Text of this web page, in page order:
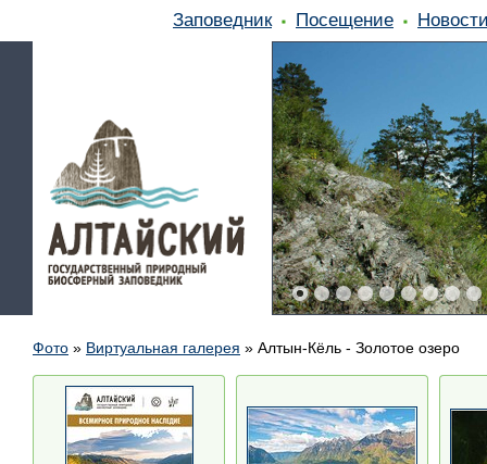
Заповедник Посещение
Фото » Виртуальная галерея » Алтын-Кёль - Золотое озеро